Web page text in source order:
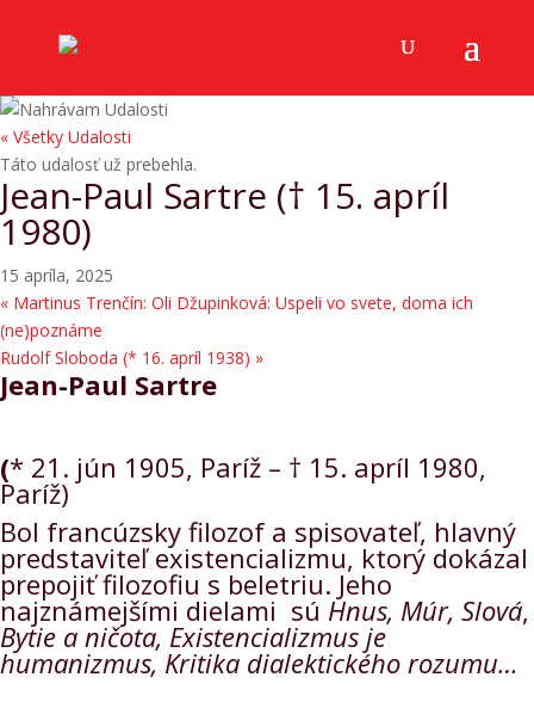
« Všetky Udalosti
Táto udalosť už prebehla.
Jean-Paul Sartre († 15. apríl
1980)
15 apríla, 2025
« Martinus Trenčín: Oli Džupinková: Uspeli vo svete, doma ich
(ne)poznáme
Rudolf Sloboda (* 16. apríl 1938) »
Jean-Paul Sartre
(* 21. jún 1905, Paríž – † 15. apríl 1980,
Paríž)
Bol francúzsky filozof a spisovateľ, hlavný
predstaviteľ existencializmu, ktorý dokázal
prepojiť filozofiu s beletriu. Jeho
najznámejšími dielami sú Hnus, Múr, Slová,
Bytie a ničota, Existencializmus je
humanizmus, Kritika dialektického rozumu…